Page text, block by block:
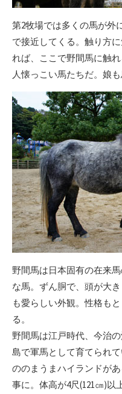
第2牧場では多くの馬が外
で接近してくる。触り方
れば、ここで野間馬に触
人懐っこい馬たちだ。娘も
野間馬は日本固有の在来
な馬。ずん胴で、頭が大
も愛らしい外観。性格も
る。
野間馬は江戸時代、今治
島で軍馬として育てられ
ののまうまハイランドが
事に。体高が4尺(121㎝)以